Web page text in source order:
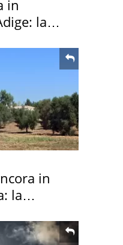
in
la
in
la